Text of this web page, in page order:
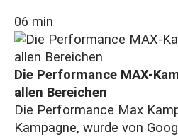
06 min
Die Performance MAX-
allen Bereichen
Die Performance Max
Kampagne, wurde von